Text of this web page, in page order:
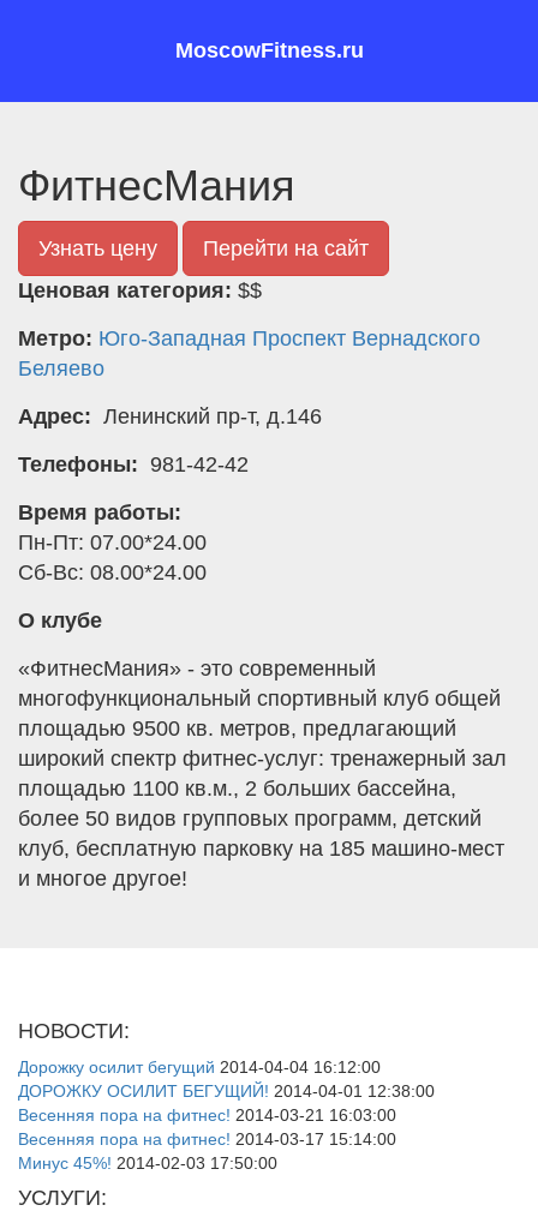
MoscowFitness.ru
ФитнесМания
Узнать цену
Перейти на сайт
Ценовая категория: $$
Метро: Юго-Западная Проспект Вернадского
Беляево
Адрес: Ленинский пр-т, д.146
Телефоны: 981-42-42
Время работы:
Пн-Пт: 07.00*24.00
Сб-Вс: 08.00*24.00
О клубе
«ФитнесМания» - это современный
многофункциональный спортивный клуб общей
площадью 9500 кв. метров, предлагающий
широкий спектр фитнес-услуг: тренажерный зал
площадью 1100 кв.м., 2 больших бассейна,
более 50 видов групповых программ, детский
клуб, бесплатную парковку на 185 машино-мест
и многое другое!
НОВОСТИ:
Дорожку осилит бегущий 2014-04-04 16:12:00
ДОРОЖКУ ОСИЛИТ БЕГУЩИЙ! 2014-04-01 12:38:00
Весенняя пора на фитнес! 2014-03-21 16:03:00
Весенняя пора на фитнес! 2014-03-17 15:14:00
Минус 45%! 2014-02-03 17:50:00
УСЛУГИ: